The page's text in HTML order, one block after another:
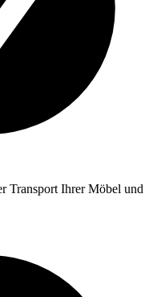
Transport Ihrer Möbel und